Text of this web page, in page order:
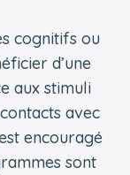
cognitifs ou
d’une
aux stimuli
avec
encouragé
sont